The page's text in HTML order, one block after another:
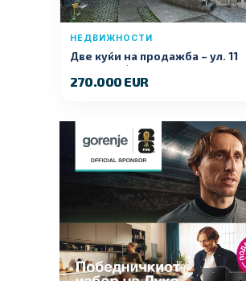
НЕДВИЖНОСТИ
Две куќи на продажба – ул. 11
Ноември (Наспроти Селман
270.000 EUR